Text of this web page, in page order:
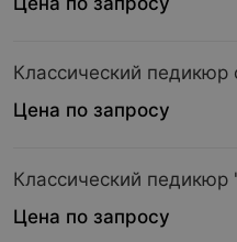
Классический
Цена по запросу
Классический педикюр
Цена по запросу